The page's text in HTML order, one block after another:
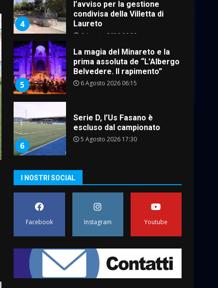
4
condivisa della Villetta di
Laureto
6 Agosto 2026 06:20
5
prima assoluta de “L’Albergo
Belvedere. Il rapimento”
6 Agosto 2026 06:15
6
escluso dal campionato
5 Agosto 2026 17:30
Truffatori in azione nelle
frazioni fasanesi
5 Agosto 2026 11:03
6 Agosto 2026 18:13
I NOSTRI SOCIAL
Facebook Instagram Youtube